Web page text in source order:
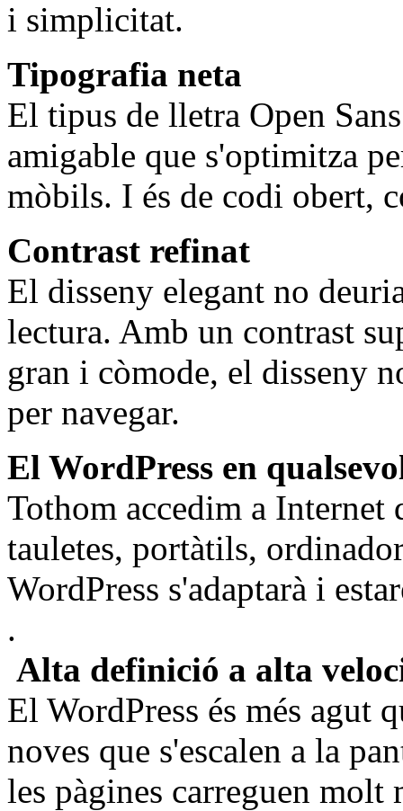
i simplicitat.
Tipografia neta
El tipus de lletra Open
amigable que s'optimitza
mòbils. I és de codi obert,
Contrast refinat
El disseny elegant no
lectura. Amb un contrast
gran i còmode, el disseny
per navegar.
El WordPress en
Tothom accedim a
tauletes, portàtils,
WordPress s'adaptarà i
.
Alta definició a alta
El WordPress és més agut
noves que s'escalen a la
les pàgines carreguen molt